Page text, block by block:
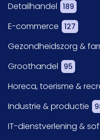
Detailhandel 189
E-commerce 127
Gezondheidszorg &
Groothandel 95
Horeca, toerisme &
Industrie & productie
IT-dienstverlening &